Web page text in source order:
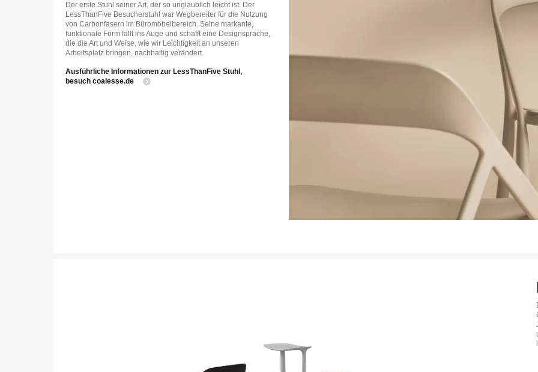
Der erste Stuhl seiner Art, der so unglaublich leicht ist. Der
LessThanFive Besucherstuhl war Wegbereiter für die Nutzung
von Carbonfasern im Büromöbelbereich. Seine markante,
funktionale Form fällt ins Auge und schafft eine Designsprache,
die die Art und Weise, wie wir Leichtigkeit an unseren
Arbeitsplatz bringen, nachhaltig verändert.
Ausführliche Informationen zur LessThanFive Stuhl,
besuch coalesse.de